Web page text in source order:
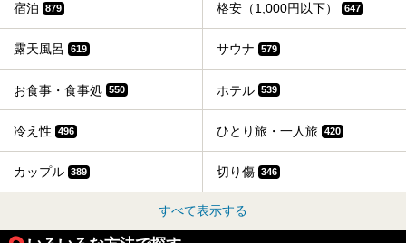
宿泊 879 格安（1,000円以下） 647
露天風呂 619 サウナ 579
お食事・食事処 550 ホテル 539
冷え性 496 ひとり旅・一人旅 420
カップル 389 切り傷 346
すべて表示する